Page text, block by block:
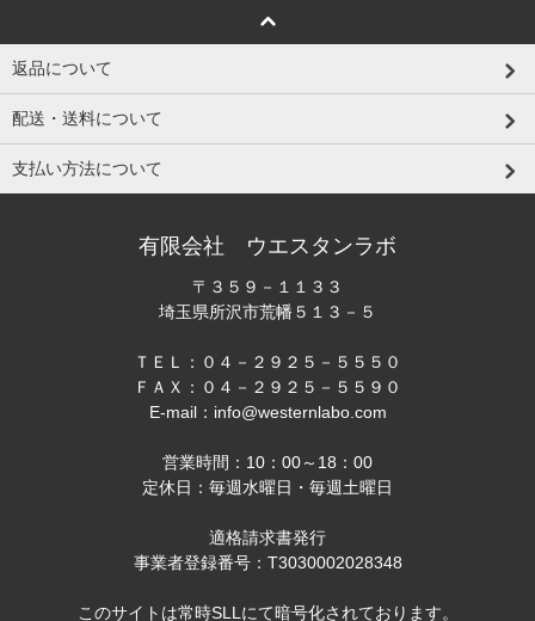
返品について
配送・送料について
支払い方法について
有限会社 ウエスタンラボ
〒３５９－１１３３
埼玉県所沢市荒幡５１３－５
ＴＥＬ：０４－２９２５－５５５０
ＦＡＸ：０４－２９２５－５５９０
E-mail：info@westernlabo.com
営業時間：10：00～18：00
定休日：毎週水曜日・毎週土曜日
適格請求書発行
事業者登録番号：T3030002028348
このサイトは常時SLLにて暗号化されております。